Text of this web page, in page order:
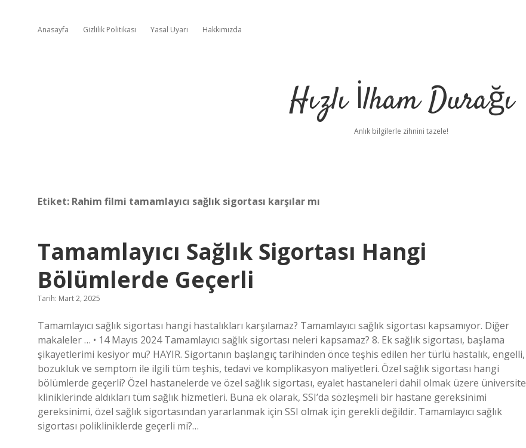
Anasayfa Gizlilik Politikası Yasal Uyarı Hakkımızda
Hızlı İlham Durağı
Anlık bilgilerle zihnini tazele!
Etiket: Rahim filmi tamamlayıcı sağlık sigortası karşılar mı
Tamamlayıcı Sağlık Sigortası Hangi
Bölümlerde Geçerli
Tarih: Mart 2, 2025
Tamamlayıcı sağlık sigortası hangi hastalıkları karşılamaz? Tamamlayıcı sağlık sigortası kapsamıyor. Diğer
makaleler … • 14 Mayıs 2024 Tamamlayıcı sağlık sigortası neleri kapsamaz? 8. Ek sağlık sigortası, başlama
şikayetlerimi kesiyor mu? HAYIR. Sigortanın başlangıç ​​tarihinden önce teşhis edilen her türlü hastalık, engelli,
bozukluk ve semptom ile ilgili tüm teşhis, tedavi ve komplikasyon maliyetleri. Özel sağlık sigortası hangi
bölümlerde geçerli? Özel hastanelerde ve özel sağlık sigortası, eyalet hastaneleri dahil olmak üzere üniversite
kliniklerinde aldıkları tüm sağlık hizmetleri. Buna ek olarak, SSI’da sözleşmeli bir hastane gereksinimi
gereksinimi, özel sağlık sigortasından yararlanmak için SSI olmak için gerekli değildir. Tamamlayıcı sağlık
sigortası polikliniklerde geçerli mi?…